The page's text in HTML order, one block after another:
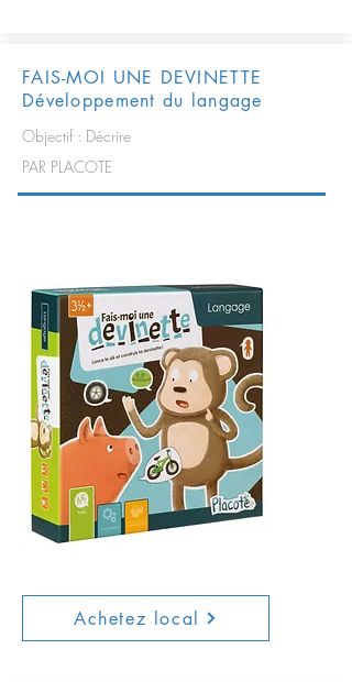
FAIS-MOI UNE DEVINETTE
Développement du langage
Objectif : Décrire
PAR PLACOTE
Achetez local